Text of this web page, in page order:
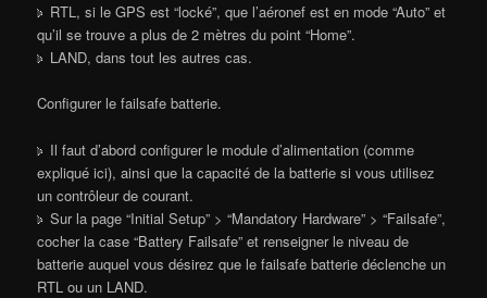
RTL, si le GPS est “locké”, que l’aéronef est en mode “Auto” et
qu’il se trouve a plus de 2 mètres du point “Home”.
LAND, dans tout les autres cas.
Configurer le failsafe batterie.
Il faut d’abord configurer le module d’alimentation (comme
expliqué ici), ainsi que la capacité de la batterie si vous utilisez
un contrôleur de courant.
Sur la page “Initial Setup” > “Mandatory Hardware” > “Failsafe”,
cocher la case “Battery Failsafe” et renseigner le niveau de
batterie auquel vous désirez que le failsafe batterie déclenche un
RTL ou un LAND.